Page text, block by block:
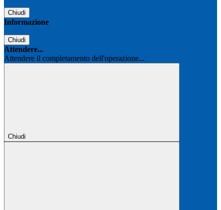
Chiudi
Informazione
Chiudi
Attendere...
Attendere il completamento dell'operazione...
Chiudi